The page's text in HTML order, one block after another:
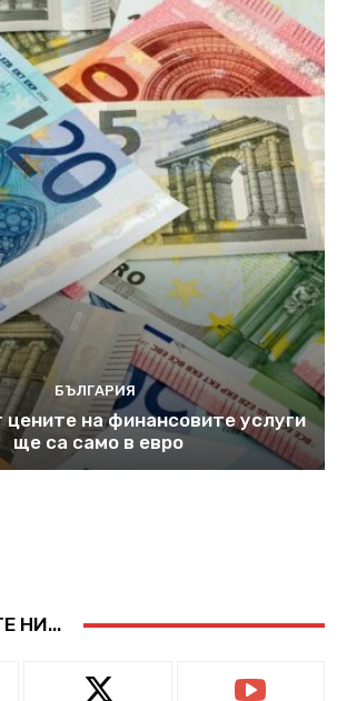
БЪЛГАРИЯ
цените на финансовите услуги
ще са само в евро
НИ...